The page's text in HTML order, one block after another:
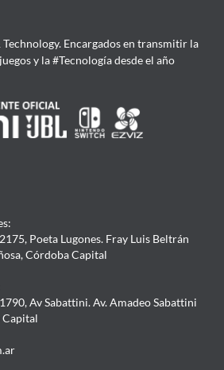
Technology. Encargados en transmitir la
y la #Tecnología desde el año
Poeta Lugones. Fray Luis Beltrán
Córdoba Capital
Av Sabattini. Av. Amadeo Sabattini
Capital